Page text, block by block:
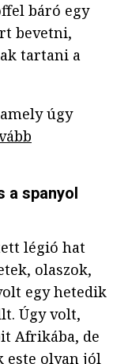
báró egy
bevetni,
tartani a
úgy
a spanyol
légió hat
olaszok,
egy hetedik
Úgy volt,
Afrikába, de
este olyan jól